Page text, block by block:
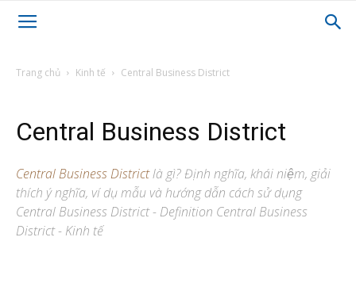
Trang chủ Kinh tế Central Business District
Central Business District
Central Business Districtlà gì? Định nghĩa, khái niệm, giải
thích ý nghĩa, ví dụ mẫu và hướng dẫn cách sử dụng
Central Business District - Definition Central Business
District - Kinh tế